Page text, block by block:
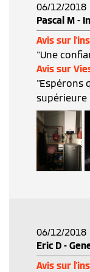
06/12/2018
Pascal M -
Avis sur
"Une
Avis sur
"Espérons
supérieure
06/12/2018
Eric D -
Avis sur